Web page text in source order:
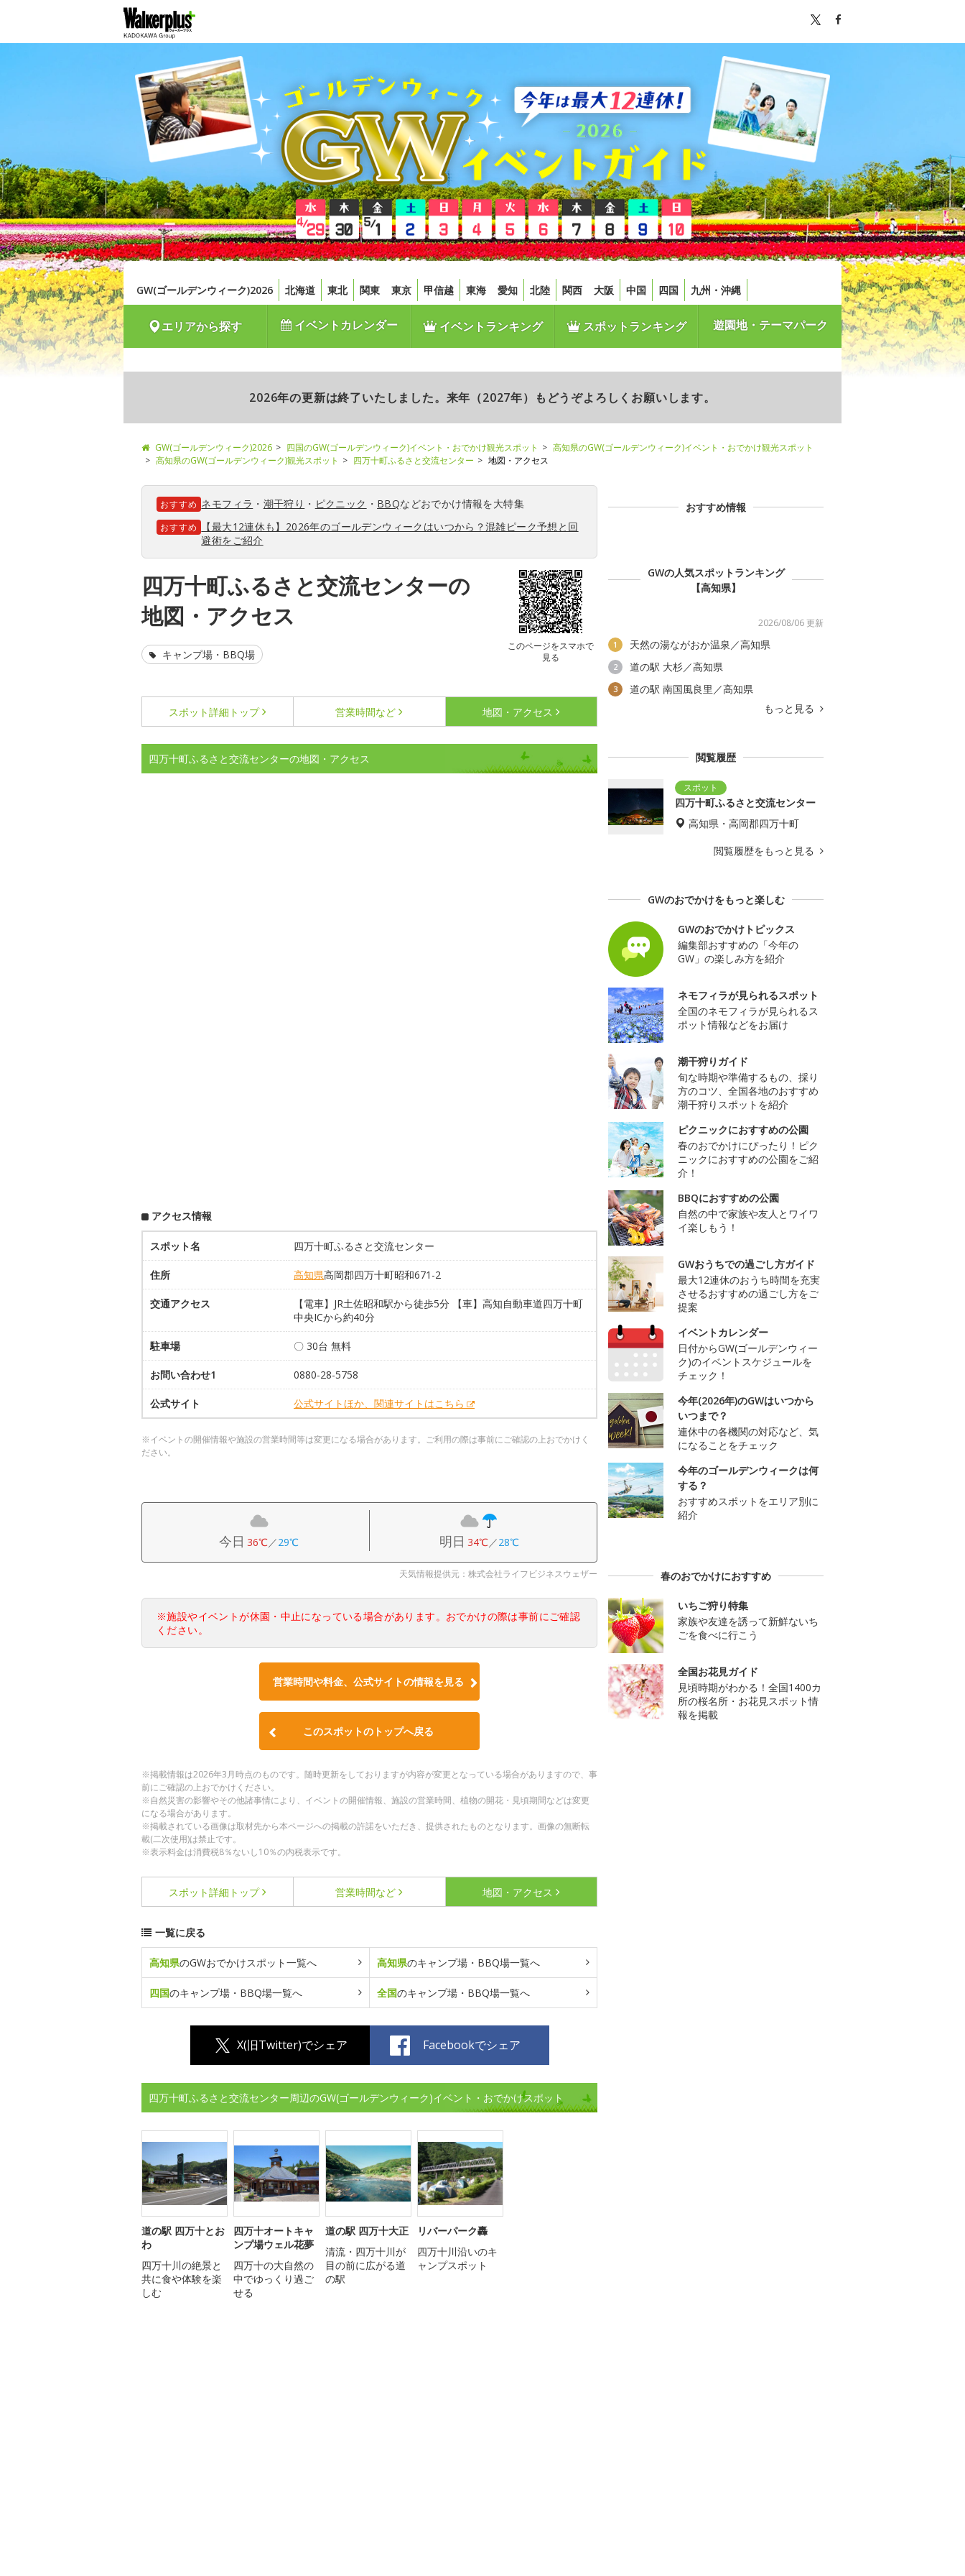
GW(ゴールデンウィーク)2026 北海道 東北 関東 東京 甲信越 東海 愛知 北陸 関西 大阪 中国 四国 九州・沖縄
エリアから探す イベントカレンダー イベントランキング スポットランキング 遊園地・テーマパーク
2026年の更新は終了いたしました。来年（2027年）もどうぞよろしくお願いします。
GW(ゴールデンウィーク)2026 四国のGW(ゴールデンウィーク)イベント・おでかけ観光スポット
高知県のGW(ゴールデンウィーク)イベント・おでかけ観光スポット
高知県のGW(ゴールデンウィーク)観光スポット
四万十町ふるさと交流センター 地図・アクセス
おすすめ ネモフィラ ・ 潮干狩り ・ ピクニック ・ BBQなどおでかけ情報を大特集
おすすめ
【最大12連休も】2026年のゴールデンウィークはいつから？混雑ピーク予想と回
避術をご紹介
四万十町ふるさと交流センターの
地図・アクセス
このページをスマホで
見る
キャンプ場・BBQ場
スポット詳細 トップ 営業時間など 地図・アクセス
四万十町ふるさと交流センターの地図・アクセス
アクセス情報
スポット名 四万十町ふるさと交流センター
住所 高知県高岡郡四万十町昭和671-2
交通アクセス
【電車】JR土佐昭和駅から徒歩5分 【車】高知自動車道四万十町
中央ICから約40分
駐車場 〇 30台 無料
お問い合わせ1 0880-28-5758
公式サイト 公式サイトほか、関連サイトはこちら
※イベントの開催情報や施設の営業時間等は変更になる場合があります。ご利用の際は事前にご確認の上おでかけく
ださい。
今日 36℃／29℃ 明日 34℃／28℃
天気情報提供元：株式会社ライフビジネスウェザー
※施設やイベントが休園・中止になっている場合があります。おでかけの際は事前にご確認
ください。
営業時間や料金、公式サイトの情報を見る
このスポットのトップへ戻る
※掲載情報は2026年3月時点のものです。随時更新をしておりますが内容が変更となっている場合がありますので、事
前にご確認の上おでかけください。
※自然災害の影響やその他諸事情により、イベントの開催情報、施設の営業時間、植物の開花・見頃期間などは変更
になる場合があります。
※掲載されている画像は取材先から本ページへの掲載の許諾をいただき、提供されたものとなります。画像の無断転
載(二次使用)は禁止です。
※表示料金は消費税8％ないし10％の内税表示です。
スポット詳細 トップ 営業時間など 地図・アクセス
一覧に戻る
高知県のGWおでかけスポット一覧へ 高知県のキャンプ場・BBQ場一覧へ
四国のキャンプ場・BBQ場一覧へ 全国のキャンプ場・BBQ場一覧へ
X(旧Twitter)でシェア Facebookでシェア
四万十町ふるさと交流センター周辺のGW(ゴールデンウィーク)イベント・おでかけスポット
道の駅 四万十とお
わ
四万十川の絶景と
共に食や体験を楽
しむ
四万十オートキャ
ンプ場ウェル花夢
四万十の大自然の
中でゆっくり過ご
せる
道の駅 四万十大正
清流・四万十川が
目の前に広がる道
の駅
リバーパーク轟
四万十川沿いのキ
ャンプスポット
おすすめ情報
GWの人気スポットランキング
【高知県】
2026/08/06 更新
1 天然の湯ながおか温泉／高知県
2 道の駅 大杉／高知県
3
道の駅 南国風良里／高知県
もっと見る
閲覧履歴
四万十町ふるさと交流センター
高知県・高岡郡四万十町
閲覧履歴をもっと見る
GWのおでかけをもっと楽しむ
GWのおでかけトピックス
編集部おすすめの「今年の
GW」の楽しみ方を紹介
ネモフィラが見られるスポット
全国のネモフィラが見られるス
ポット情報などをお届け
潮干狩りガイド
旬な時期や準備するもの、採り
方のコツ、全国各地のおすすめ
潮干狩りスポットを紹介
ピクニックにおすすめの公園
春のおでかけにぴったり！ピク
ニックにおすすめの公園をご紹
介！
BBQにおすすめの公園
自然の中で家族や友人とワイワ
イ楽しもう！
GWおうちでの過ごし方ガイド
最大12連休のおうち時間を充実
させるおすすめの過ごし方をご
提案
イベントカレンダー
日付からGW(ゴールデンウィー
ク)のイベントスケジュールを
チェック！
今年(2026年)のGWはいつから
いつまで？
連休中の各機関の対応など、気
になることをチェック
今年のゴールデンウィークは何
する？
おすすめスポットをエリア別に
紹介
春のおでかけにおすすめ
いちご狩り特集
家族や友達を誘って新鮮ないち
ごを食べに行こう
全国お花見ガイド
見頃時期がわかる！全国1400カ
所の桜名所・お花見スポット情
報を掲載